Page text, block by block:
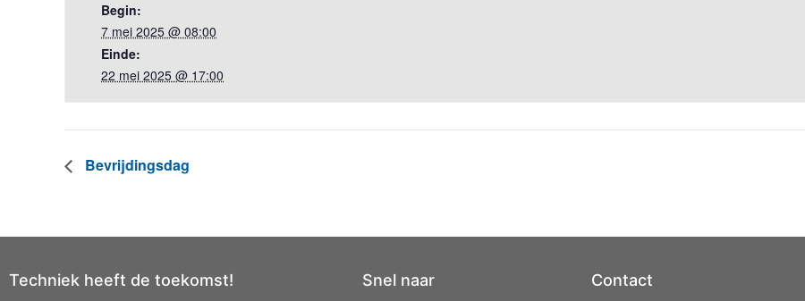
Begin:
7 mei 2025 @ 08:00
Einde:
22 mei 2025 @ 17:00
Bevrijdingsdag
Techniek heeft de toekomst! Snel naar Contact